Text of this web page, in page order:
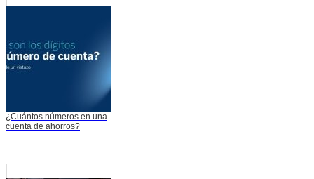
¿Cuántos números en una
cuenta de ahorros?